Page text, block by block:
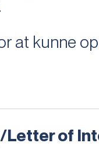
at kunne
of